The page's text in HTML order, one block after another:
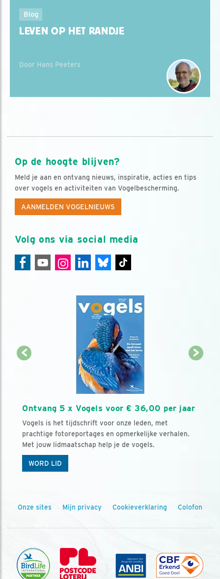
Blog
LEVEN OP HET RANDJE
Door Hans Peeters
Op de hoogte blijven?
Meld je aan en ontvang nieuws, inspiratie, acties en tips
over vogels en activiteiten van Vogelbescherming.
AANMELDEN VOGELNIEUWS
Volg ons via social media
Ontvang 5 x Vogels voor € 36,00 per jaar
Vogels is het tijdschrift voor onze leden, met
prachtige fotoreportages en opmerkelijke verhalen.
Met jouw lidmaatschap help je de vogels.
WORD LID
Onze sites Mijn privacy Cookieverklaring Colofon